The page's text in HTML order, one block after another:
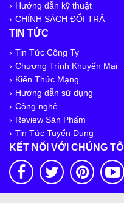
Hướng dẫn kỹ thuật
CHÍNH SÁCH ĐỔI TRẢ
TIN TỨC
Tin Tức Công Ty
Chương Trình Khuyến Mại
Kiến Thức Mạng
Hướng dẫn sử dụng
Công nghệ
Review Sản Phẩm
Tin Tức Tuyển Dụng
KẾT NỐI VỚI CHÚNG TÔI